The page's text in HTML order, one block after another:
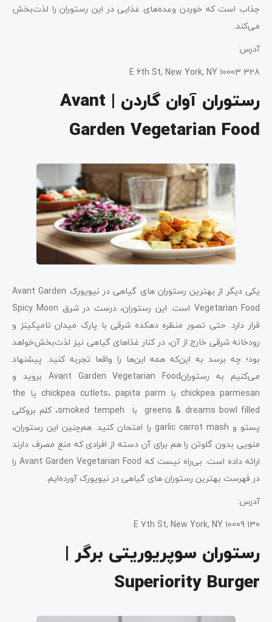
جذاب است که خوردن وعده‌های غذایی در این رستوران را لذت‌بخش
می‌کند.
آدرس:
328 E 6th St, New York, NY 10003
رستوران آوان گاردن | Avant
Garden Vegetarian Food
یکی دیگر از بهترین رستوران‌ های گیاهی در نیویورک Avant Garden
Vegetarian Food است. این رستوران، درست در شرق Spicy Moon
قرار دارد. حتی تصور منظره دهکده شرقی با پارک میدان تامپکینز و
رودخانه شرقی خارج از آن، در کنار غذاهای گیاهی نیز لذت‌بخش‌خواهد
بود؛ چه برسد به این‌که همه این‌ها را واقعا تجربه کنید. پیشنهاد
می‌کنیم به رستورانAvant Garden Vegetarian Food بروید و
chickpea parmesan با chickpea cutlets، papita parm یا the
greens & dreams bowl filled با smoked tempeh، کلم بروکلی
پستو و garlic carrot mash را امتحان کنید. هم‌چنین این رستوران،
منویی بدون گلوتن را هم برای آن دسته از افرادی که منع مصرف دارند
ارائه داده است. بی‌راه نیست که Avant Garden Vegetarian Food را
در فهرست بهترین رستوران‌ های گیاهی در نیویورک آورده‌ایم.
آدرس:
130 E 7th St, New York, NY 10009
رستوران سوپریوریتی برگر |
Superiority Burger